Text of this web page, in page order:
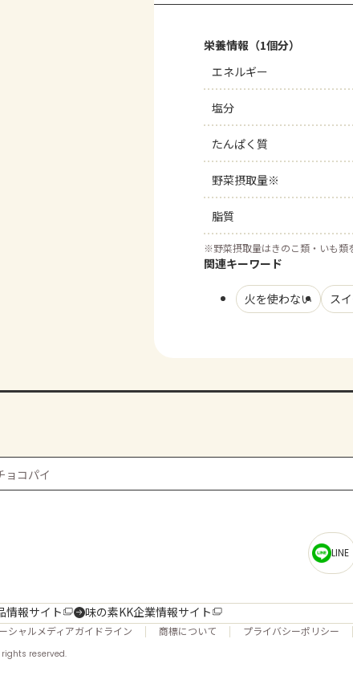
栄養情報（1個分）
エネルギー
塩分
たんぱく質
野菜摂取量※
脂質
※野菜摂取量はきのこ類・いも類
関連キーワード
火を使わない ス
ョコパイ
LINE
情報サイト 味の素KK企業情報サイト
シャルメディアガイドライン 商標について プライバシーポリシー
rights reserved.